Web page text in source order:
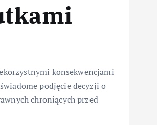
konsekwencjami
podjęcie decyzji o
chroniących przed